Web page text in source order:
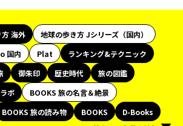
海外
地球の歩き方 Jシリーズ（国内）
国内 Plat
ランキング&テクニック
御朱印 歴史時代
旅の図鑑
ボ
BOOKS 旅の名言＆絶景
BOOKS 旅の読み物 BOOKS
D-Books